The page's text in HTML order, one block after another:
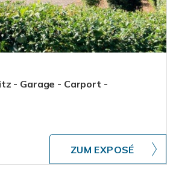
- Garage - Carport -
ZUM EXPOSÉ